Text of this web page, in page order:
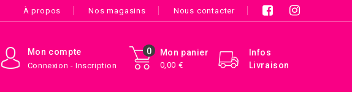
À propos Nos magasins Nous contacter
Infos
Livraison
Mon panier
0,00 €
0
Mon compte
Connexion - Inscription